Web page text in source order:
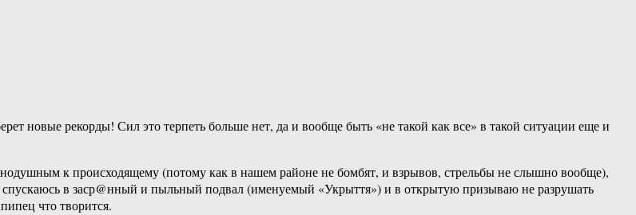
новые рекорды! Сил это терпеть больше нет, да и вообще быть «не такой как все» в такой ситуации еще и
к происходящему (потому как в нашем районе не бомбят, и взрывов, стрельбы не слышно вообще),
спускаюсь в заср@нный и пыльный подвал (именуемый «Укрыття») и в открытую призываю не разрушать
что творится.